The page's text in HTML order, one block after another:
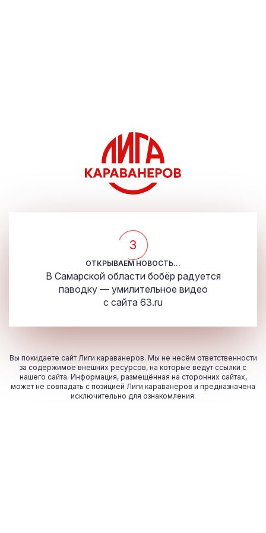
3
ОТКРЫВАЕМ НОВОСТЬ...
В Самарской области бобёр радуется
паводку — умилительное видео
с сайта 63.ru
Вы покидаете сайт Лиги караванеров. Мы не несём ответственности
за содержимое внешних ресурсов, на которые ведут ссылки с
нашего сайта. Информация, размещённая на сторонних сайтах,
может не совпадать с позицией Лиги караванеров и предназначена
исключительно для ознакомления.